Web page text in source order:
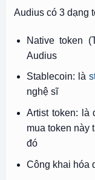
Audius có 3 dạng
Native token
Audius
Stablecoin: là
nghệ sĩ
Artist token: là
mua token này
đó
Công khai hóa